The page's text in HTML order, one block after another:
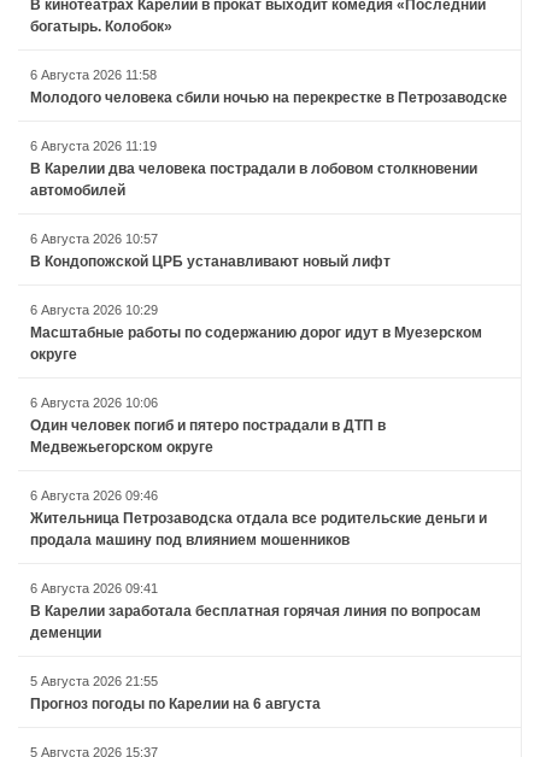
В кинотеатрах Карелии в прокат выходит комедия «Последний
богатырь. Колобок»
6 Августа 2026 11:58
Молодого человека сбили ночью на перекрестке в Петрозаводске
6 Августа 2026 11:19
В Карелии два человека пострадали в лобовом столкновении
автомобилей
6 Августа 2026 10:57
В Кондопожской ЦРБ устанавливают новый лифт
6 Августа 2026 10:29
Масштабные работы по содержанию дорог идут в Муезерском
округе
6 Августа 2026 10:06
Один человек погиб и пятеро пострадали в ДТП в
Медвежьегорском округе
6 Августа 2026 09:46
Жительница Петрозаводска отдала все родительские деньги и
продала машину под влиянием мошенников
6 Августа 2026 09:41
В Карелии заработала бесплатная горячая линия по вопросам
деменции
5 Августа 2026 21:55
Прогноз погоды по Карелии на 6 августа
5 Августа 2026 15:37